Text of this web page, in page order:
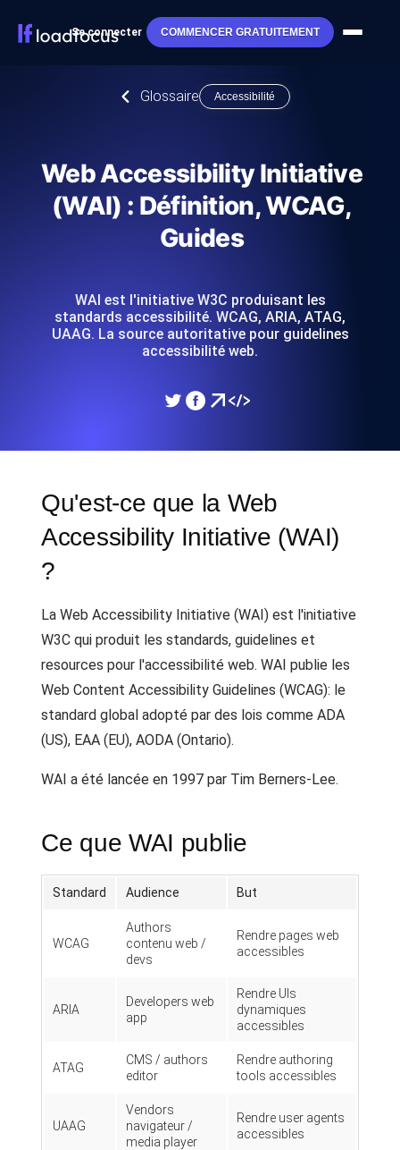
Se connecter COMMENCER GRATUITEMENT
Glossaire Accessibilité
Web Accessibility Initiative
(WAI) : Définition, WCAG,
Guides
WAI est l'initiative W3C produisant les
standards accessibilité. WCAG, ARIA, ATAG,
UAAG. La source autoritative pour guidelines
accessibilité web.
Qu'est-ce que la Web
Accessibility Initiative (WAI)
?
La Web Accessibility Initiative (WAI) est l'initiative
W3C qui produit les standards, guidelines et
resources pour l'accessibilité web. WAI publie les
Web Content Accessibility Guidelines (WCAG): le
standard global adopté par des lois comme ADA
(US), EAA (EU), AODA (Ontario).
WAI a été lancée en 1997 par Tim Berners-Lee.
Ce que WAI publie
Standard Audience But
WCAG
Authors
contenu web /
devs
Rendre pages web
accessibles
ARIA
Developers web
app
Rendre UIs
dynamiques
accessibles
ATAG
CMS / authors
editor
Rendre authoring
tools accessibles
UAAG
Vendors
navigateur /
media player
Rendre user agents
accessibles